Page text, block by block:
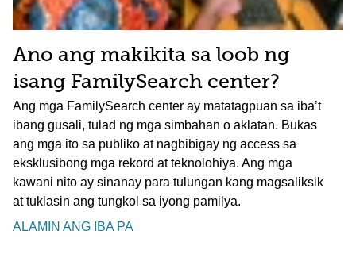
Ano ang makikita sa loob ng
isang FamilySearch center?
Ang mga FamilySearch center ay matatagpuan sa iba’t
ibang gusali, tulad ng mga simbahan o aklatan. Bukas
ang mga ito sa publiko at nagbibigay ng access sa
eksklusibong mga rekord at teknolohiya. Ang mga
kawani nito ay sinanay para tulungan kang magsaliksik
at tuklasin ang tungkol sa iyong pamilya.
ALAMIN ANG IBA PA